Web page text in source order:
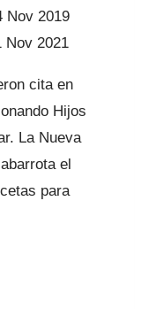
Nov 2019
Nov 2021
cita en
Hijos
La Nueva
el
para